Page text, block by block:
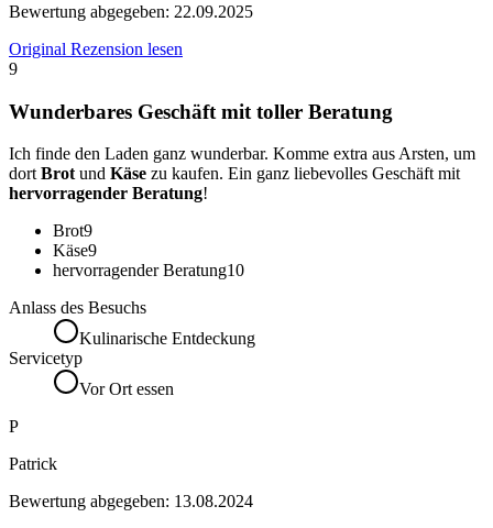
Bewertung abgegeben: 22.09.2025
Original Rezension lesen
9
Wunderbares Geschäft mit toller Beratung
Ich finde den Laden ganz wunderbar. Komme extra aus Arsten, um
dortBrotund Käse zu kaufen. Ein ganz liebevolles Geschäft mit
hervorragender Beratung!
Brot9
Käse9
hervorragender Beratung10
Anlass des Besuchs
Kulinarische Entdeckung
Servicetyp
Vor Ort essen
P
Patrick
Bewertung abgegeben: 13.08.2024